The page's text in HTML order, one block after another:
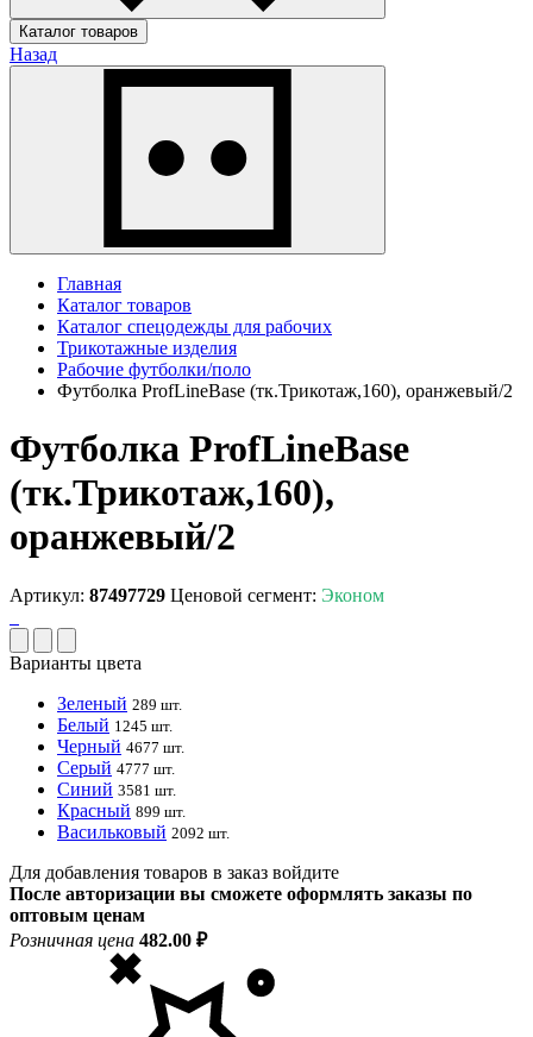
Каталог товаров
Назад
Главная
Каталог товаров
Каталог спецодежды для рабочих
Трикотажные изделия
Рабочие футболки/поло
Футболка ProfLineBase (тк.Трикотаж,160), оранжевый/2
Футболка ProfLineBase
(тк.Трикотаж,160),
оранжевый/2
Артикул: 87497729 Ценовой сегмент: Эконом
Варианты цвета
Зеленый 289 шт.
Белый 1245 шт.
Черный 4677 шт.
Серый 4777 шт.
Синий 3581 шт.
Красный 899 шт.
Васильковый 2092 шт.
Для добавления товаров в заказ войдите
После авторизации вы сможете оформлять заказы по
оптовым ценам
Розничная цена 482.00 ₽